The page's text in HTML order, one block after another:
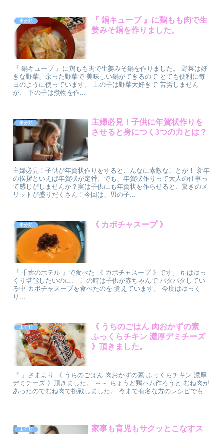
未分類
『 鍋キューブ 』⁡に鶏もも肉で生
姜みそ鍋を作りました。
『 鍋キューブ 』⁡に鶏もも肉で生姜みそ鍋を作りました。 野菜は好
きな野菜、余った野菜で 美味しい鍋がてきるので とても便利に毎
日のように使っています。 上の子は野菜大好きで 苦労しません
が、 下の子は煮物を作...
未分類
主婦必見！子供に年賀状作りを
させると身につく3つの力とは？
主婦必見！子供が年賀状作りをするとこんなに素敵なことが！ 新年
の挨拶といえば年賀状が定番。でも、年賀状作りって大人の仕事っ
て感じがしませんか？実は子供にも年賀状を作らせると、驚きのメ
リットが盛りだくさん！今回は、男の子...
未分類 ⁡《 カボチャスープ 》
『 千葉のホテル 』⁡で食べた ⁡《 カボチャスープ 》⁡⁡⁡⁡⁡です。 ℎ はゆっ
くり堪能したいのに、 この時は子供が赤ちゃんで バタバタしてい
る中 カボチャスープを食べたのを 覚えています。 今度はゆっく
り...
未分類
《 うちのごはん 肉おかずの素
ふっくらチキン 濃厚デミチーズ
》⁡⁡⁡⁡頂きました。
『 』⁡さまより 《 うちのごはん 肉おかずの素 ふっくらチキン 濃厚
デミチーズ 》⁡⁡⁡⁡頂きました。 ～～ ちょうど鶏ハム作ろうと むね肉が
あったのでむね肉で挑戦しました。 今まで有名な方のレシピでも
未分類
家事も育児もサクッとこなすス